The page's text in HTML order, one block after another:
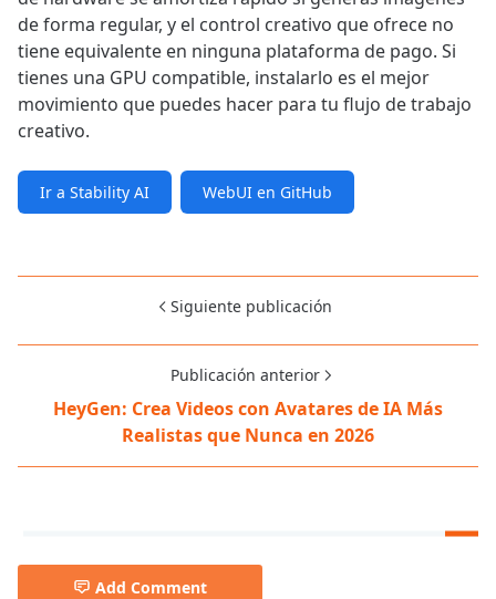
de forma regular, y el control creativo que ofrece no
tiene equivalente en ninguna plataforma de pago. Si
tienes una GPU compatible, instalarlo es el mejor
movimiento que puedes hacer para tu flujo de trabajo
creativo.
Ir a Stability AI WebUI en GitHub
Siguiente publicación
Publicación anterior
HeyGen: Crea Videos con Avatares de IA Más
Realistas que Nunca en 2026
Add Comment